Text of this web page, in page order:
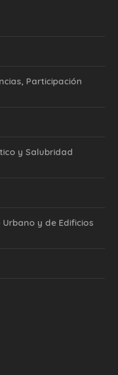
Participación
y Salubridad
y de Edificios